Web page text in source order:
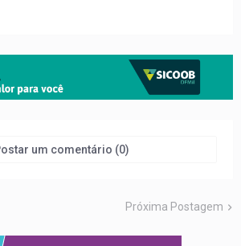
um comentário (0)
Próxima Postagem